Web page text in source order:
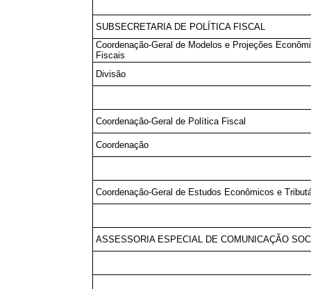
SUBSECRETARIA DE POLÍTICA FISCAL
Coordenação-Geral de Modelos e Projeções
Fiscais
Divisão
Coordenação-Geral de Política Fiscal
Coordenação
Coordenação-Geral de Estudos Econômicos e
ASSESSORIA ESPECIAL DE COMUNICAÇÃO